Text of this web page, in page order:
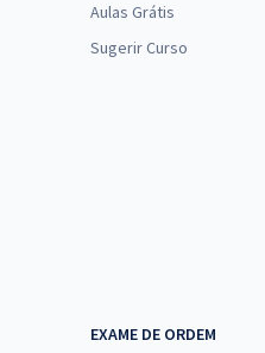
Aulas Grátis
Sugerir Curso
EXAME DE ORDEM